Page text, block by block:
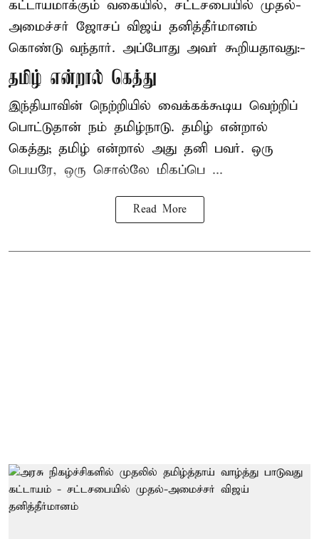
கட்டாயமாக்கும் வகையில், சட்டசபையில் முதல்-
அமைச்சர் ஜோசப் விஜய் தனித்தீர்மானம்
கொண்டு வந்தார். அப்போது அவர் கூறியதாவது:-
தமிழ் என்றால் கெத்து
இந்தியாவின் நெற்றியில் வைக்கக்கூடிய வெற்றிப்
பொட்டுதான் நம் தமிழ்நாடு. தமிழ் என்றால்
கெத்து; தமிழ் என்றால் அது தனி பவர். ஒரு
பெயரே, ஒரு சொல்லே மிகப்பெ ...
Read More